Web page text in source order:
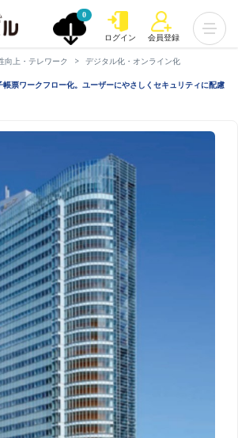
0
ログイン 会員登録
向上・テレワーク
デジタル化・オンライン化
票ワークフロー化。ユーザーにやさしくセキュリティに配慮